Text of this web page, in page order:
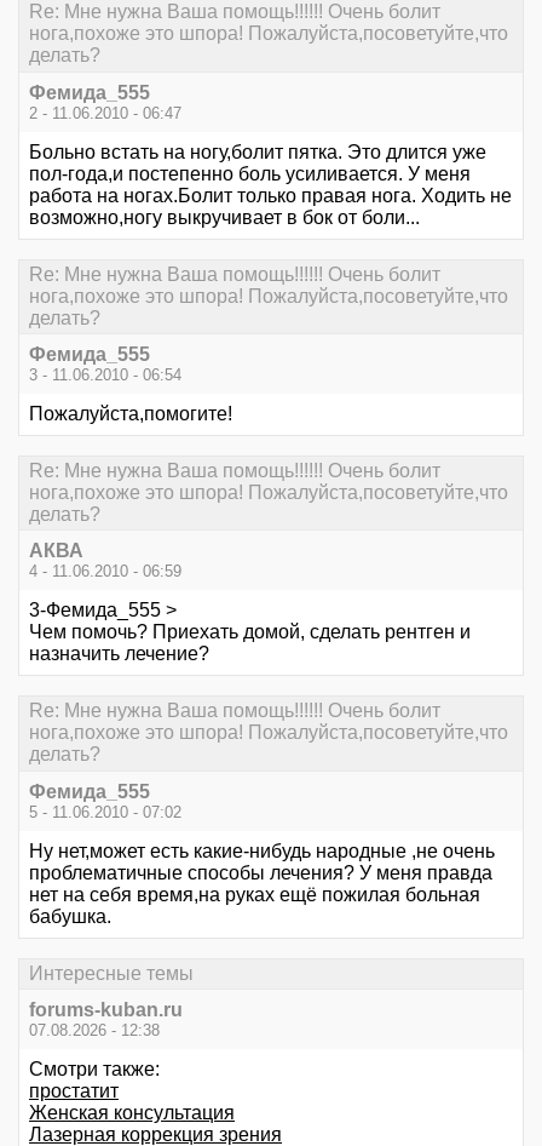
Re: Мне нужна Ваша помощь!!!!!! Очень болит
нога,похоже это шпора! Пожалуйста,посоветуйте,что
делать?
Фемида_555
2 - 11.06.2010 - 06:47
Больно встать на ногу,болит пятка. Это длится уже
пол-года,и постепенно боль усиливается. У меня
работа на ногах.Болит только правая нога. Ходить не
возможно,ногу выкручивает в бок от боли...
Re: Мне нужна Ваша помощь!!!!!! Очень болит
нога,похоже это шпора! Пожалуйста,посоветуйте,что
делать?
Фемида_555
3 - 11.06.2010 - 06:54
Пожалуйста,помогите!
Re: Мне нужна Ваша помощь!!!!!! Очень болит
нога,похоже это шпора! Пожалуйста,посоветуйте,что
делать?
АКВА
4 - 11.06.2010 - 06:59
3-Фемида_555 >
Чем помочь? Приехать домой, сделать рентген и
назначить лечение?
Re: Мне нужна Ваша помощь!!!!!! Очень болит
нога,похоже это шпора! Пожалуйста,посоветуйте,что
делать?
Фемида_555
5 - 11.06.2010 - 07:02
Ну нет,может есть какие-нибудь народные ,не очень
проблематичные способы лечения? У меня правда
нет на себя время,на руках ещё пожилая больная
бабушка.
Интересные темы
forums-kuban.ru
07.08.2026 - 12:38
Смотри также:
простатит
Женская консультация
Лазерная коррекция зрения